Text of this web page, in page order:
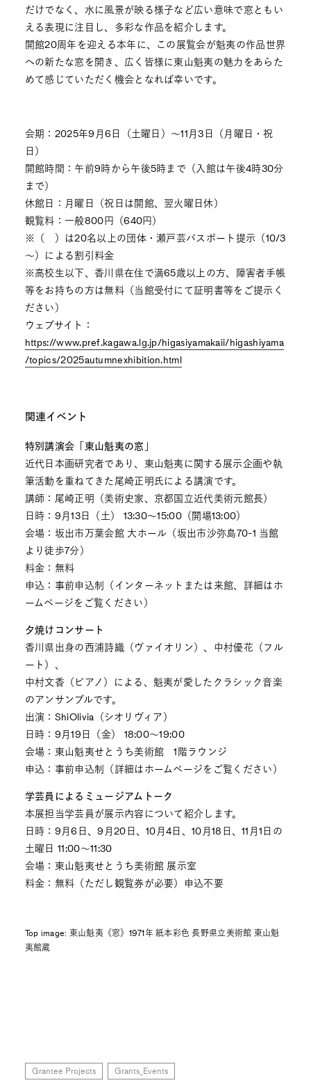
だけでなく、水に風景が映る様子など広い意味で窓ともい
える表現に注目し、多彩な作品を紹介します。
開館20周年を迎える本年に、この展覧会が魁夷の作品世界
への新たな窓を開き、広く皆様に東山魁夷の魅力をあらた
めて感じていただく機会となれば幸いです。
会期：2025年9月6日（土曜日）～11月3日（月曜日・祝
日）
開館時間：午前9時から午後5時まで（入館は午後4時30分
まで）
休館日：月曜日（祝日は開館、翌火曜日休）
観覧料：一般800円（640円）
※（ ）は20名以上の団体・瀬戸芸パスポート提示（10/3
～）による割引料金
※高校生以下、香川県在住で満65歳以上の方、障害者手帳
等をお持ちの方は無料（当館受付にて証明書等をご提示く
ださい）
ウェブサイト：
https://www.pref.kagawa.lg.jp/higasiyamakaii/higashiyama
/topics/2025autumnexhibition.html
関連イベント
特別講演会「東山魁夷の窓」
近代日本画研究者であり、東山魁夷に関する展示企画や執
筆活動を重ねてきた尾崎正明氏による講演です。
講師：尾崎正明（美術史家、京都国立近代美術元館長）
日時：9月13日（土） 13:30～15:00（開場13:00）
会場：坂出市万葉会館 大ホール（坂出市沙弥島70-1 当館
より徒歩7分）
料金：無料
申込：事前申込制（インターネットまたは来館、詳細はホ
ームページをご覧ください）
夕焼けコンサート
香川県出身の西浦詩織（ヴァイオリン）、中村優花（フル
ート）、
中村文香（ピアノ）による、魁夷が愛したクラシック音楽
のアンサンブルです。
出演：ShiOlivia（シオリヴィア）
日時：9月19日（金） 18:00～19:00
会場：東山魁夷せとうち美術館 1階ラウンジ
申込：事前申込制（詳細はホームページをご覧ください）
学芸員によるミュージアムトーク
本展担当学芸員が展示内容について紹介します。
日時：9月6日、9月20日、10月4日、10月18日、11月1日の
土曜日 11:00～11:30
会場：東山魁夷せとうち美術館 展示室
料金：無料（ただし観覧券が必要）申込不要
Top image: 東山魁夷《窓》1971年 紙本彩色 長野県立美術館 東山魁
夷館蔵
Grantee Projects Grants_Events